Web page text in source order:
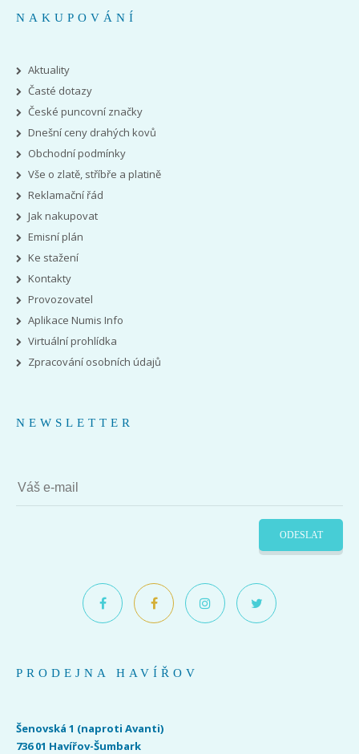
NAKUPOVÁNÍ
Aktuality
Časté dotazy
České puncovní značky
Dnešní ceny drahých kovů
Obchodní podmínky
Vše o zlatě, stříbře a platině
Reklamační řád
Jak nakupovat
Emisní plán
Ke stažení
Kontakty
Provozovatel
Aplikace Numis Info
Virtuální prohlídka
Zpracování osobních údajů
NEWSLETTER
ODESLAT
PRODEJNA HAVÍŘOV
Šenovská 1 (naproti Avanti)
736 01 Havířov-Šumbark